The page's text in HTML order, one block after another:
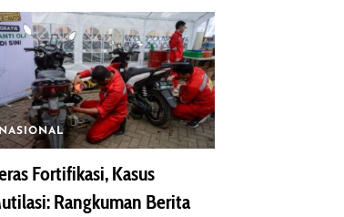
Fortifikasi, Kasus
Rangkuman Berita